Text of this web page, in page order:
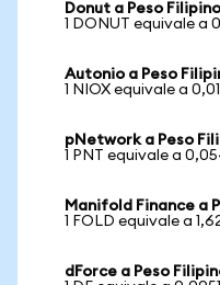
Donut a Peso Filipino
1 DONUT equivale a
Autonio a Peso
1 NIOX equivale a
pNetwork a Peso
1 PNT equivale a
Manifold Finance a
1 FOLD equivale a
dForce a Peso